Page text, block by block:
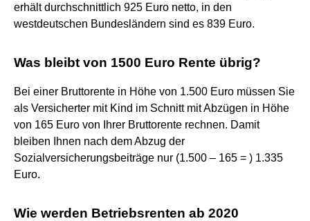
erhält durchschnittlich 925 Euro netto, in den
westdeutschen Bundesländern sind es 839 Euro.
Was bleibt von 1500 Euro Rente übrig?
Bei einer Bruttorente in Höhe von 1.500 Euro müssen Sie
als Versicherter mit Kind im Schnitt mit Abzügen in Höhe
von 165 Euro von Ihrer Bruttorente rechnen. Damit
bleiben Ihnen nach dem Abzug der
Sozialversicherungsbeiträge nur (1.500 – 165 = ) 1.335
Euro.
Wie werden Betriebsrenten ab 2020